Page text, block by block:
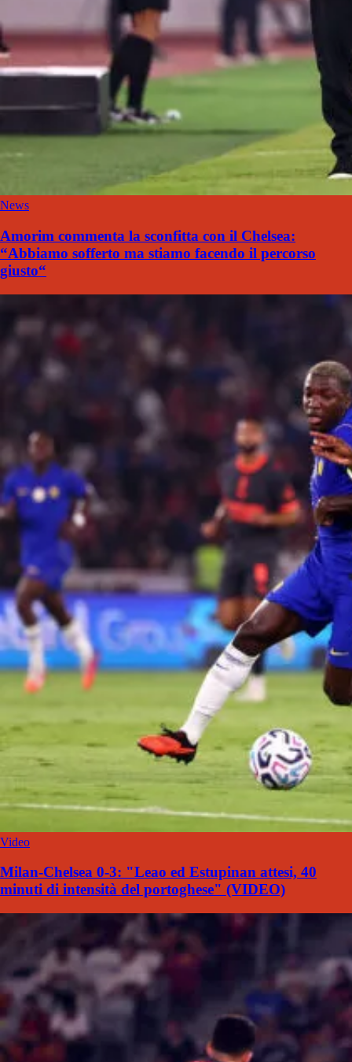
News
Amorim commenta la sconfitta con il Chelsea:
“Abbiamo sofferto ma stiamo facendo il percorso
giusto“
Video
Milan-Chelsea 0-3: "Leao ed Estupinan attesi, 40
minuti di intensità del portoghese" (VIDEO)